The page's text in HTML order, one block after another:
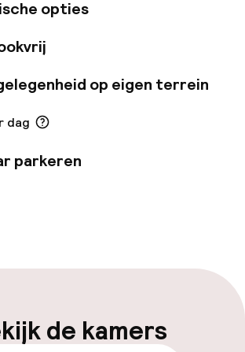
opties
op eigen terrein
dag
parkeren
medewerkers
de kamers